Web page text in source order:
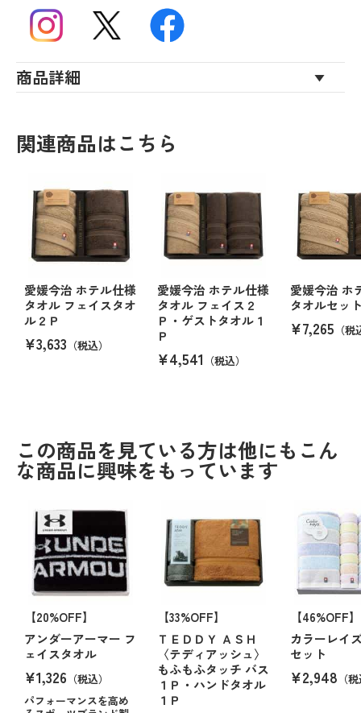
商品詳細
関連商品はこちら
愛媛今治 ホテル仕様
タオル フェイスタオ
ル２Ｐ
¥3,633 （税込）
愛媛今治 ホテル仕様
タオル フェイス２
Ｐ・ゲストタオル１
Ｐ
¥4,541 （税込）
愛媛今治 ホ
タオルセッ
¥7,265 （
この商品を見ている方は他にもこん
な商品に興味をもっています
【20%OFF】
アンダーアーマー フ
ェイスタオル
¥1,326 （税込）
パフォーマンスを高め
【33%OFF】
ＴＥＤＤＹ ＡＳＨ
〈テディアッシュ〉
もふもふタッチ バス
１Ｐ・ハンドタオル
１Ｐ
【46%OFF】
カラーレイ
セット
¥2,948 （